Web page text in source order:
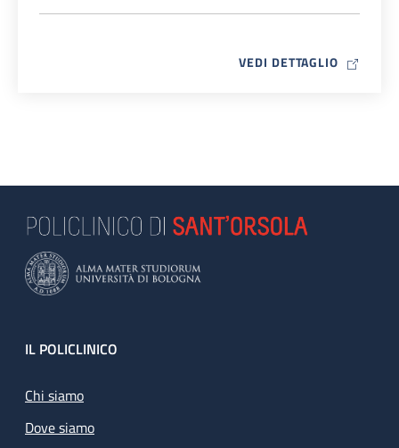
VEDI DETTAGLIO MAP ICON
Footer
IL POLICLINICO
Chi siamo
Dove siamo